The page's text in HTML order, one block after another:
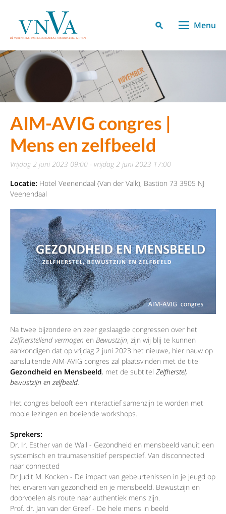
Menu
AIM-AVIG congres |
Mens en zelfbeeld
vrijdag 2 juni 2023 09:00 - vrijdag 2 juni 2023 17:00
Locatie: Hotel Veenendaal (Van der Valk), Bastion 73 3905 NJ
Veenendaal
Na twee bijzondere en zeer geslaagde congressen over het
Zelfherstellend vermogen en Bewustzijn, zijn wij blij te kunnen
aankondigen dat op vrijdag 2 juni 2023 het nieuwe, hier nauw op
aansluitende AIM-AVIG congres zal plaatsvinden met de titel
Gezondheid en Mensbeeld, met de subtitel Zelfherstel,
bewustzijn en zelfbeeld.
Het congres belooft een interactief samenzijn te worden met
mooie lezingen en boeiende workshops.
Sprekers:
​Dr. Ir. Esther van de Wall - Gezondheid en mensbeeld vanuit een
systemisch en traumasensitief perspectief. Van disconnected
naar connected
Dr Judit M. Kocken - De impact van gebeurtenissen in je jeugd op
het ervaren van gezondheid en je mensbeeld. Bewustzijn en
doorvoelen als route naar authentiek mens zijn.
Prof. dr. Jan van der Greef - De hele mens in beeld